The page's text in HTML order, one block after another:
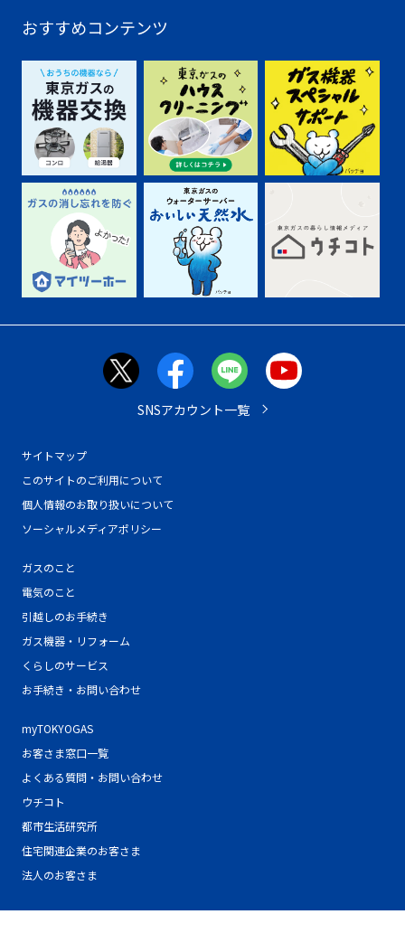
おすすめコンテンツ
サイトマップ
このサイトのご利用について
個人情報のお取り扱いについて
ソーシャルメディアポリシー
ガスのこと
電気のこと
引越しのお手続き
ガス機器・リフォーム
くらしのサービス
お手続き・お問い合わせ
myTOKYOGAS
お客さま窓口一覧
よくある質問・お問い合わせ
ウチコト
都市生活研究所
住宅関連企業のお客さま
法人のお客さま
SNSアカウント一覧